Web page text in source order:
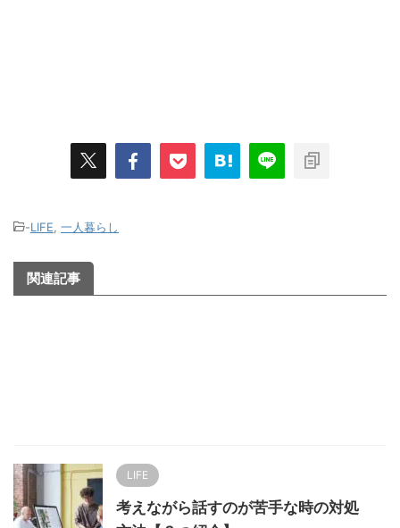
-LIFE 一人暮らし
関連記事
LIFE
考えながら話すのが苦手な時の対処